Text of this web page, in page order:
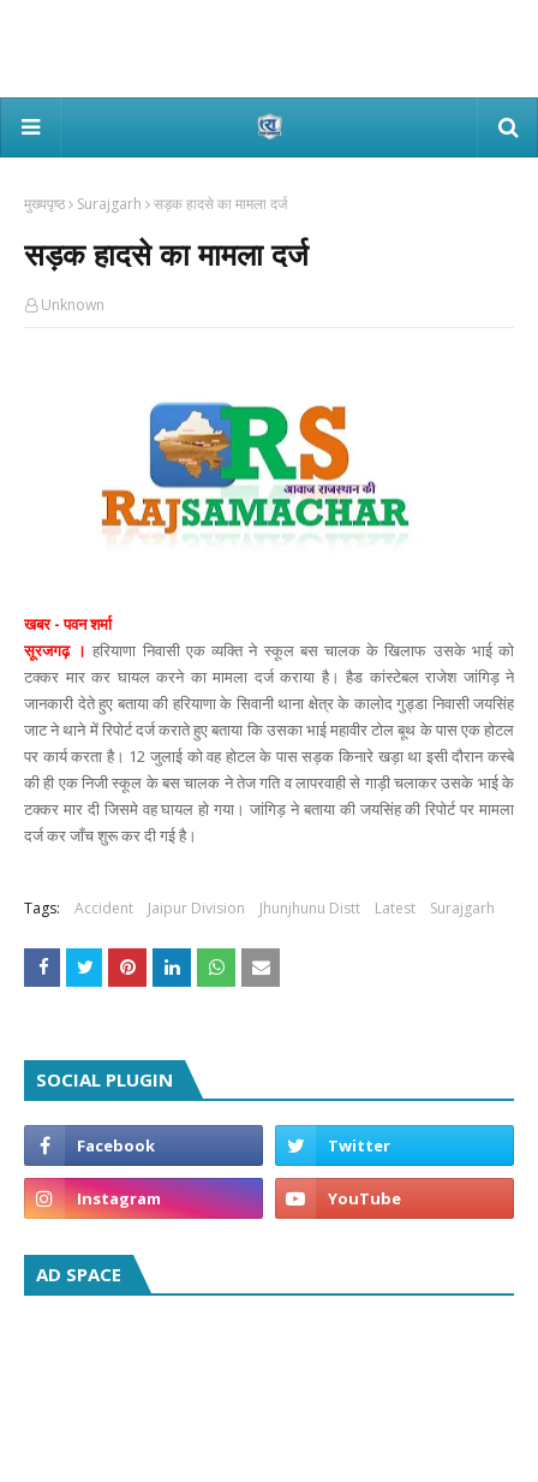
मुख्यपृष्ठ Surajgarh सड़क हादसे का मामला दर्ज
सड़क हादसे का मामला दर्ज
Unknown
खबर - पवन शर्मा
सूरजगढ़ । हरियाणा निवासी एक व्यक्ति ने स्कूल बस चालक के खिलाफ उसके भाई को
टक्कर मार कर घायल करने का मामला दर्ज कराया है। हैड कांस्टेबल राजेश जांगिड़ ने
जानकारी देते हुए बताया की हरियाणा के सिवानी थाना क्षेत्र के कालोद गुड्डा निवासी जयसिंह
जाट ने थाने में रिपोर्ट दर्ज कराते हुए बताया कि उसका भाई महावीर टोल बूथ के पास एक होटल
पर कार्य करता है। 12 जुलाई को वह होटल के पास सड़क किनारे खड़ा था इसी दौरान कस्बे
की ही एक निजी स्कूल के बस चालक ने तेज गति व लापरवाही से गाड़ी चलाकर उसके भाई के
टक्कर मार दी जिसमे वह घायल हो गया। जांगिड़ ने बताया की जयसिंह की रिपोर्ट पर मामला
दर्ज कर जाँच शुरू कर दी गई है।
Tags: Accident Jaipur Division Jhunjhunu Distt Latest Surajgarh
SOCIAL PLUGIN
AD SPACE